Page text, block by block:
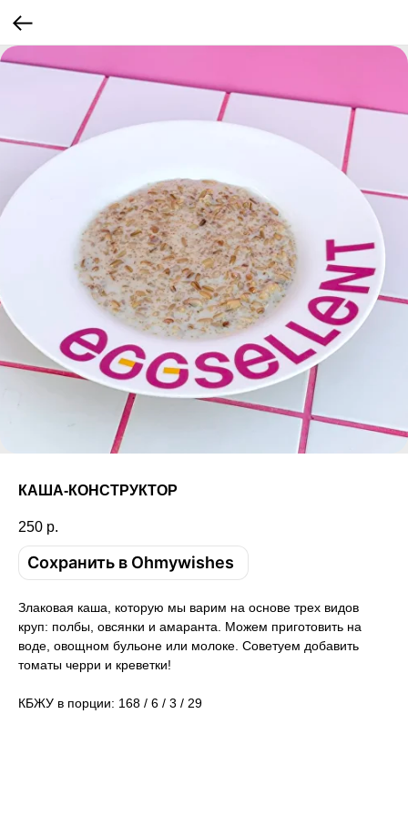
КАША-КОНСТРУКТОР
250 р.
Сохранить в Ohmywishes
Злаковая каша, которую мы варим на основе трех видов
круп: полбы, овсянки и амаранта. Можем приготовить на
воде, овощном бульоне или молоке. Советуем добавить
томаты черри и креветки!
КБЖУ в порции: 168 / 6 / 3 / 29